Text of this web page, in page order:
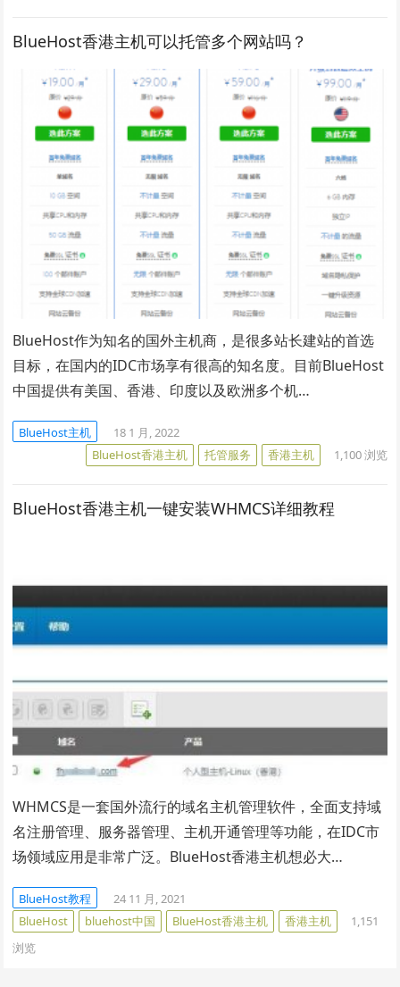
BlueHost香港主机可以托管多个网站吗？
BlueHost作为知名的国外主机商，是很多站长建站的首选
目标，在国内的IDC市场享有很高的知名度。目前BlueHost
中国提供有美国、香港、印度以及欧洲多个机…
BlueHost主机
18 1 月, 2022
BlueHost香港主机
托管服务 香港主机 1,100浏览
BlueHost香港主机一键安装WHMCS详细教程
WHMCS是一套国外流行的域名主机管理软件，全面支持域
名注册管理、服务器管理、主机开通管理等功能，在IDC市
场领域应用是非常广泛。BlueHost香港主机想必大…
BlueHost教程
24 11 月, 2021
BlueHost
bluehost中国 BlueHost香港主机 香港主机
1,151
浏览